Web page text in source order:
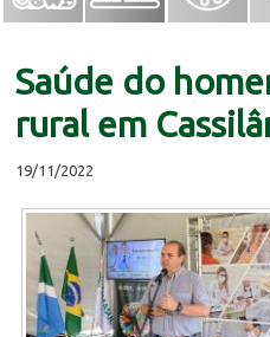
Saúde do
rural em
19/11/2022